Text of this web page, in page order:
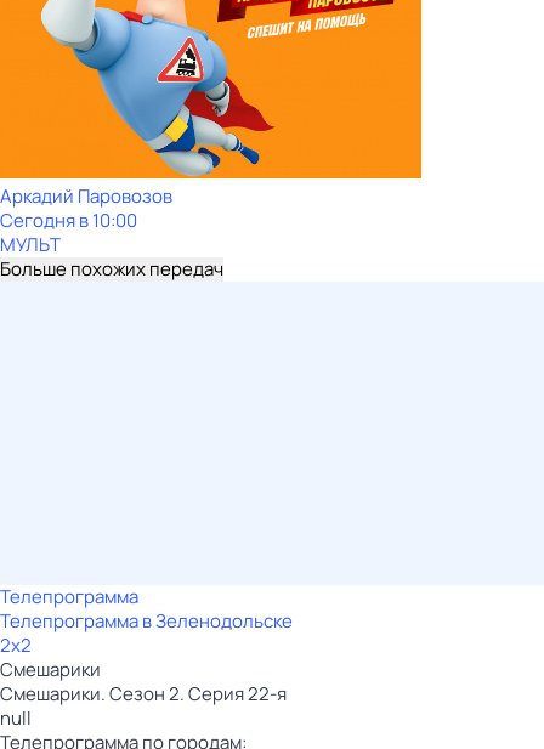
Аркадий Паровозов
Сегодня в 10:00
МУЛЬТ
Больше похожих передач
Телепрограмма
Телепрограмма в Зеленодольске
2x2
Смешарики
Смешарики. Сезон 2. Серия 22-я
null
Телепрограмма по городам: